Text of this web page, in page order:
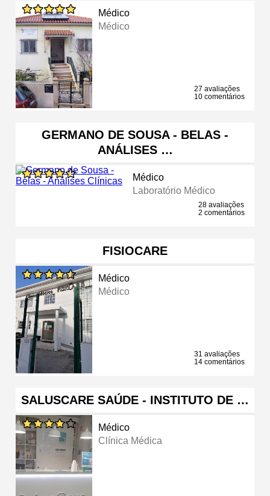
Médico
Médico
27 avaliações
10 comentários
GERMANO DE SOUSA - BELAS -
ANÁLISES …
Médico
Laboratório Médico
28 avaliações
2 comentários
FISIOCARE
Médico
Médico
31 avaliações
14 comentários
SALUSCARE SAÚDE - INSTITUTO DE …
Médico
Clínica Médica